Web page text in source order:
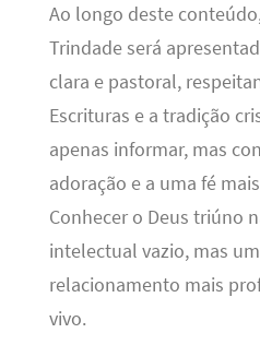
Ao longo deste
Trindade será
clara e pastoral,
Escrituras e a tradição
apenas informar, mas
adoração e a uma fé
Conhecer o Deus triúno
intelectual vazio, mas
relacionamento mais
vivo.